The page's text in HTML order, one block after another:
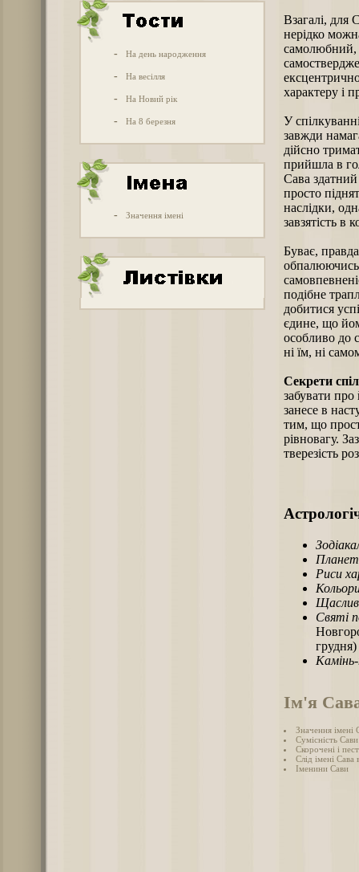
- На день народження
- На весілля
- На Новий рік
- На 8 березня
- Значення імені
Взагалі, для
нерідко
самолюбний,
характеру і
У
завжди
дійсно
прийшла в
Сава здатний
просто
наслідки,
завзятість в
Буває,
обпалюючись
подібне
добитися
єдине, що
особливо до
ні їм, ні
Секрети
забувати про
занесе в
тим, що
рівновагу.
тверезість
Риси
Святі
грудня)
Ім'я
Значення імені
Сумісність
Скорочені і
Слід імені Сава
Іменини Сави